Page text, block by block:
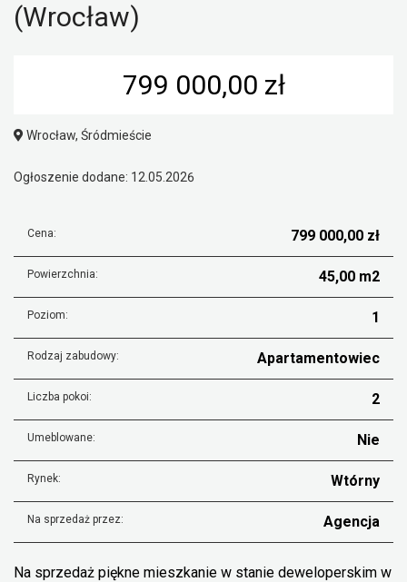
(Wrocław)
799 000,00 zł
Wrocław, Śródmieście
Ogłoszenie dodane: 12.05.2026
Cena: 799 000,00 zł
Powierzchnia: 45,00 m2
Poziom: 1
Rodzaj zabudowy: Apartamentowiec
Liczba pokoi: 2
Umeblowane: Nie
Rynek: Wtórny
Na sprzedaż przez: Agencja
Na sprzedaż piękne mieszkanie w stanie deweloperskim w